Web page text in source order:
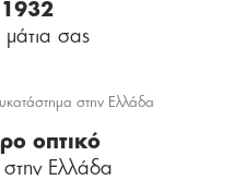
σας
οπτικό
Ελλάδα